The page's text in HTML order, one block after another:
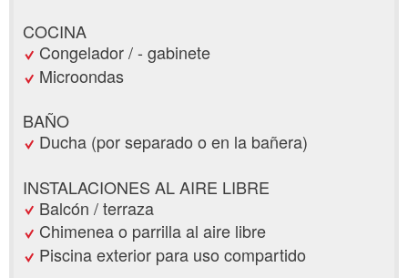
COCINA
Congelador / - gabinete
Microondas
BAÑO
Ducha (por separado o en la bañera)
INSTALACIONES AL AIRE LIBRE
Balcón / terraza
Chimenea o parrilla al aire libre
Piscina exterior para uso compartido